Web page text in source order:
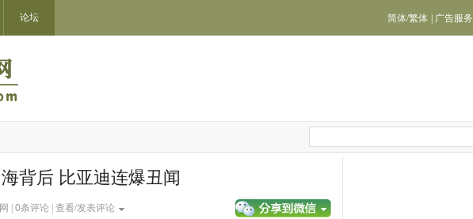
论坛 简体/繁体 广告服务
背后 比亚迪连爆丑闻
| 0条评论 | 查看/发表评论